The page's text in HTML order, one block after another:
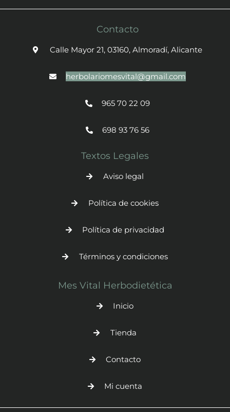
Contacto
Calle Mayor 21, 03160, Almoradí, Alicante
herbolariomesvital@gmail.com
965 70 22 09
698 93 76 56
Textos Legales
Aviso legal
Política de cookies
Política de privacidad
Términos y condiciones
Mes Vital Herbodietética
Inicio
Tienda
Contacto
Mi cuenta